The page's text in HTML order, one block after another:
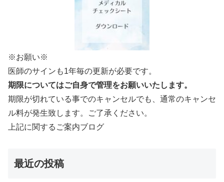
※お願い※
医師のサインも1年毎の更新が必要です。
期限についてはご自身で管理をお願いいたします。
期限が切れている事でのキャンセルでも、通常のキャンセ
ル料が発生致します。ご了承ください。
上記に関するご案内ブログ
最近の投稿